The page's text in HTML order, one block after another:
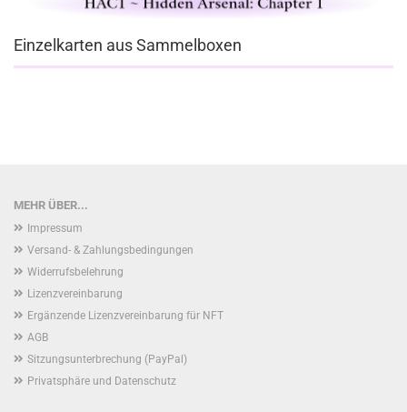
Einzelkarten aus Sammelboxen
MEHR ÜBER...
Impressum
Versand- & Zahlungsbedingungen
Widerrufsbelehrung
Lizenzvereinbarung
Ergänzende Lizenzvereinbarung für NFT
AGB
Sitzungsunterbrechung (PayPal)
Privatsphäre und Datenschutz